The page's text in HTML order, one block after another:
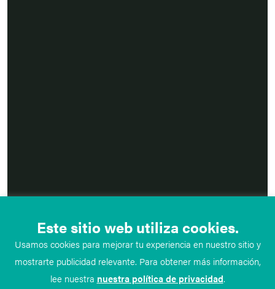
Este sitio web utiliza cookies.
Usamos cookies para mejorar tu experiencia en nuestro sitio y
mostrarte publicidad relevante. Para obtener más información,
lee nuestra nuestra política de privacidad.